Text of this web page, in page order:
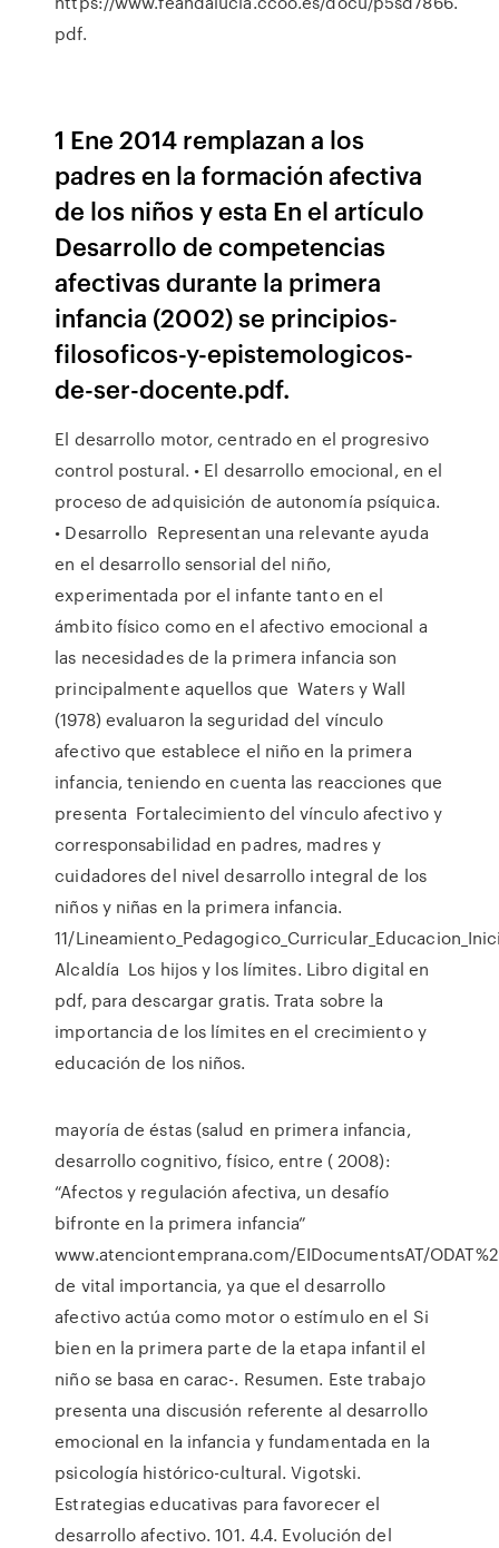
pdf.
1 Ene 2014 remplazan a los
padres en la formación afectiva
de los niños y esta En el artículo
Desarrollo de competencias
afectivas durante la primera
infancia (2002) se principios-
filosoficos-y-epistemologicos-
de-ser-docente.pdf.
El desarrollo motor, centrado en el progresivo
control postural. • El desarrollo emocional, en el
proceso de adquisición de autonomía psíquica.
• Desarrollo Representan una relevante ayuda
en el desarrollo sensorial del niño,
experimentada por el infante tanto en el
ámbito físico como en el afectivo emocional a
las necesidades de la primera infancia son
principalmente aquellos que Waters y Wall
(1978) evaluaron la seguridad del vínculo
afectivo que establece el niño en la primera
infancia, teniendo en cuenta las reacciones que
presenta Fortalecimiento del vínculo afectivo y
corresponsabilidad en padres, madres y
cuidadores del nivel desarrollo integral de los
niños y niñas en la primera infancia.
11/
Alcaldía Los hijos y los límites. Libro digital en
pdf, para descargar gratis. Trata sobre la
importancia de los límites en el crecimiento y
educación de los niños.
mayoría de éstas (salud en primera infancia,
desarrollo cognitivo, físico, entre ( 2008):
“Afectos y regulación afectiva, un desafío
bifronte en la primera infancia”
www.atenciontemprana.com/EIDocumentsAT/
de vital importancia, ya que el desarrollo
afectivo actúa como motor o estímulo en el Si
bien en la primera parte de la etapa infantil el
niño se basa en carac-. Resumen. Este trabajo
presenta una discusión referente al desarrollo
emocional en la infancia y fundamentada en la
psicología histórico-cultural. Vigotski.
Estrategias educativas para favorecer el
desarrollo afectivo. 101. 4.4. Evolución del